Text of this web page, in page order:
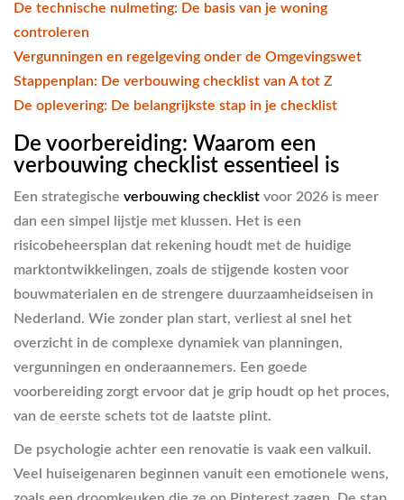
De technische nulmeting: De basis van je woning
controleren
Vergunningen en regelgeving onder de Omgevingswet
Stappenplan: De verbouwing checklist van A tot Z
De oplevering: De belangrijkste stap in je checklist
De voorbereiding: Waarom een
verbouwing checklist essentieel is
Een strategische verbouwing checklist voor 2026 is meer
dan een simpel lijstje met klussen. Het is een
risicobeheersplan dat rekening houdt met de huidige
marktontwikkelingen, zoals de stijgende kosten voor
bouwmaterialen en de strengere duurzaamheidseisen in
Nederland. Wie zonder plan start, verliest al snel het
overzicht in de complexe dynamiek van planningen,
vergunningen en onderaannemers. Een goede
voorbereiding zorgt ervoor dat je grip houdt op het proces,
van de eerste schets tot de laatste plint.
De psychologie achter een renovatie is vaak een valkuil.
Veel huiseigenaren beginnen vanuit een emotionele wens,